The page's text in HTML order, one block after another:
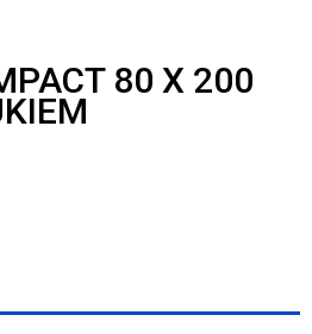
80 X 200